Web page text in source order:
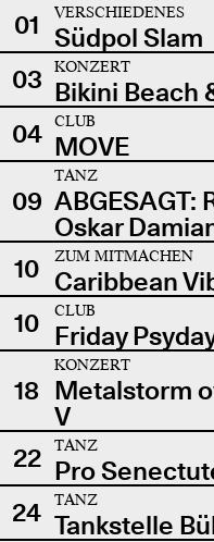
01
VERSCHIEDENES
Südpol Slam
03
KONZERT
Bikini Beach
04
CLUB
MOVE
09
TANZ
ABGESAGT:
Oskar
10
ZUM MITMACHEN
Caribbean
10
CLUB
Friday
18
KONZERT
Metalstorm
V
22
TANZ
Pro
24
TANZ
Tankstelle